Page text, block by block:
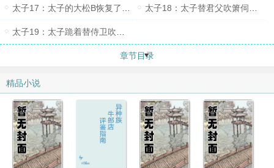
太子17：太子的大松B恢复了紧致被君父CB父子同乐 太子18：太子替君父吹箫伺候不周挨罚自己扇脸一百下
太子19：太子跪着替侍卫吹箫吹箫训练铁棍抽嘴嘴巴打肿
章节目录
精品小说